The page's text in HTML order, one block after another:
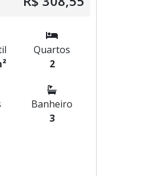
Quartos
2
Banheiro
3